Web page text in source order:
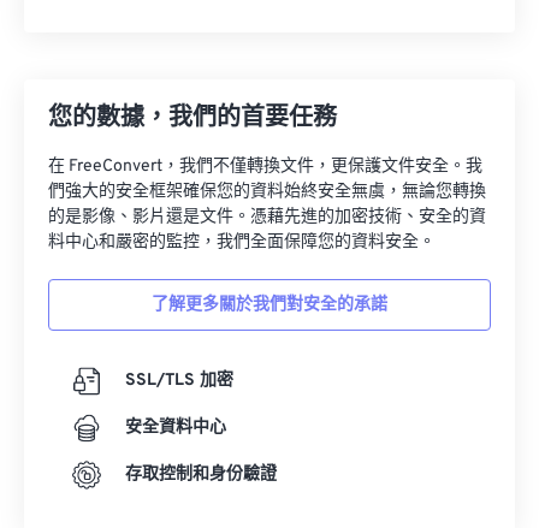
您的數據，我們的首要任務
在 FreeConvert，我們不僅轉換文件，更保護文件安全。我
們強大的安全框架確保您的資料始終安全無虞，無論您轉換
的是影像、影片還是文件。憑藉先進的加密技術、安全的資
料中心和嚴密的監控，我們全面保障您的資料安全。
了解更多關於我們對安全的承諾
SSL/TLS 加密
安全資料中心
存取控制和身份驗證